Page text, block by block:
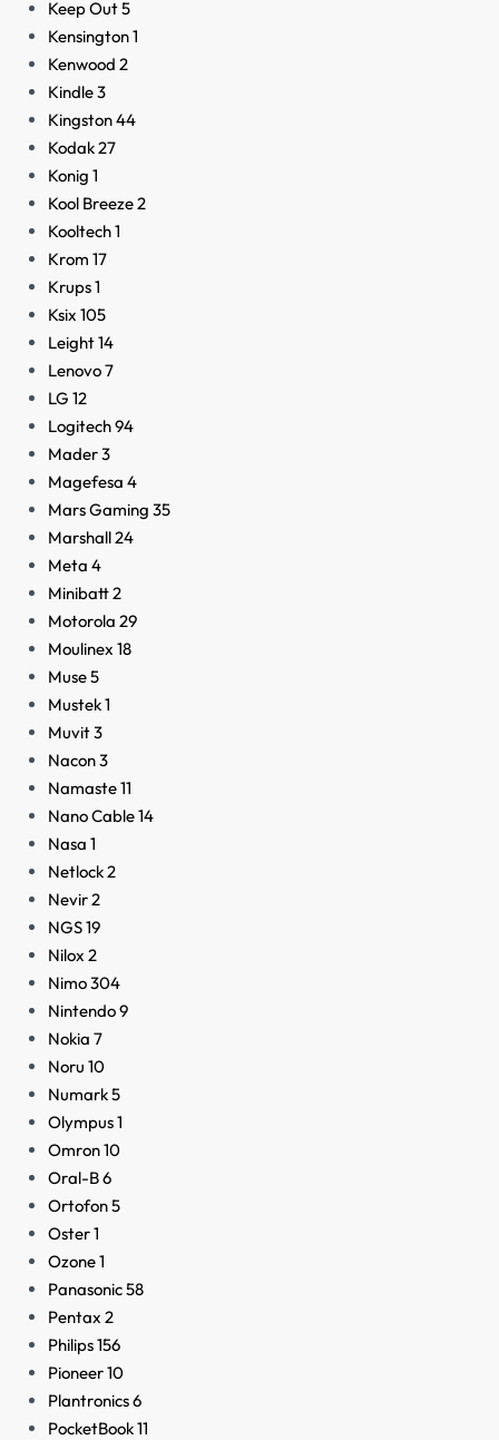
Keep Out5
Kensington1
Kenwood 2
Kindle3
Kingston44
Kodak27
Konig 1
Kool Breeze2
Kooltech1
Krom 17
Krups1
Ksix 105
Leight14
Lenovo7
LG 12
Logitech94
Mader3
Magefesa 4
Mars Gaming 35
Marshall24
Meta 4
Minibatt2
Motorola 29
Moulinex 18
Muse5
Mustek1
Muvit3
Nacon3
Namaste11
Nano Cable14
Nasa 1
Netlock2
Nevir2
NGS19
Nilox 2
Nimo304
Nintendo9
Nokia 7
Noru 10
Numark5
Olympus1
Omron10
Oral-B6
Ortofon5
Oster1
Ozone1
Panasonic58
Pentax 2
Philips156
Pioneer10
Plantronics6
PocketBook11